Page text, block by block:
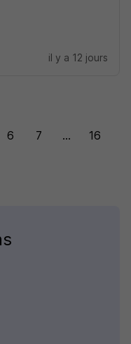
il y a 12 jours
6 7 ... 16